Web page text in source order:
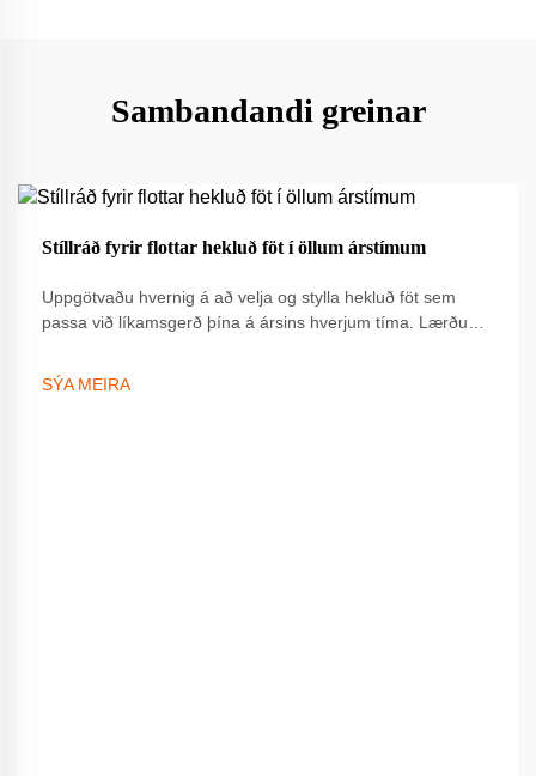
Sambandandi greinar
Sep
Stíllráð fyrir flottar hekluð föt í öllum árstímum
Uppgötvaðu hvernig á að velja og stylla hekluð föt sem
passa við líkamsgerð þína á ársins hverjum tíma. Lærðu
Fáðu fullkomnuna leiðbeininguna núna.
SÝA MEIRA